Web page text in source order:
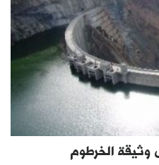
وثيقة الخرطوم